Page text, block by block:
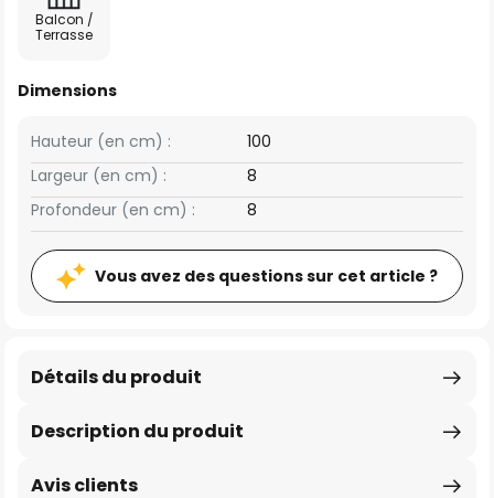
Balcon /
Terrasse
Dimensions
Largeur (en cm) : 8
Hauteur (en cm) : 100
Profondeur (en cm) : 8
Vous avez des questions sur cet article ?
Description du produit
Détails du produit
Avis clients